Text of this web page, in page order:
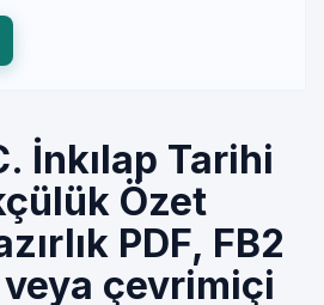
İnkılap Tarihi
Özet
PDF, FB2
çevrimiçi